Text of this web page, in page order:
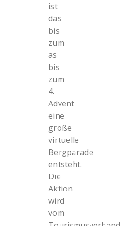
ist
das
bis
zum
as
bis
zum
4.
Advent
eine
große
virtuelle
Bergparade
entsteht.
Die
Aktion
wird
vom